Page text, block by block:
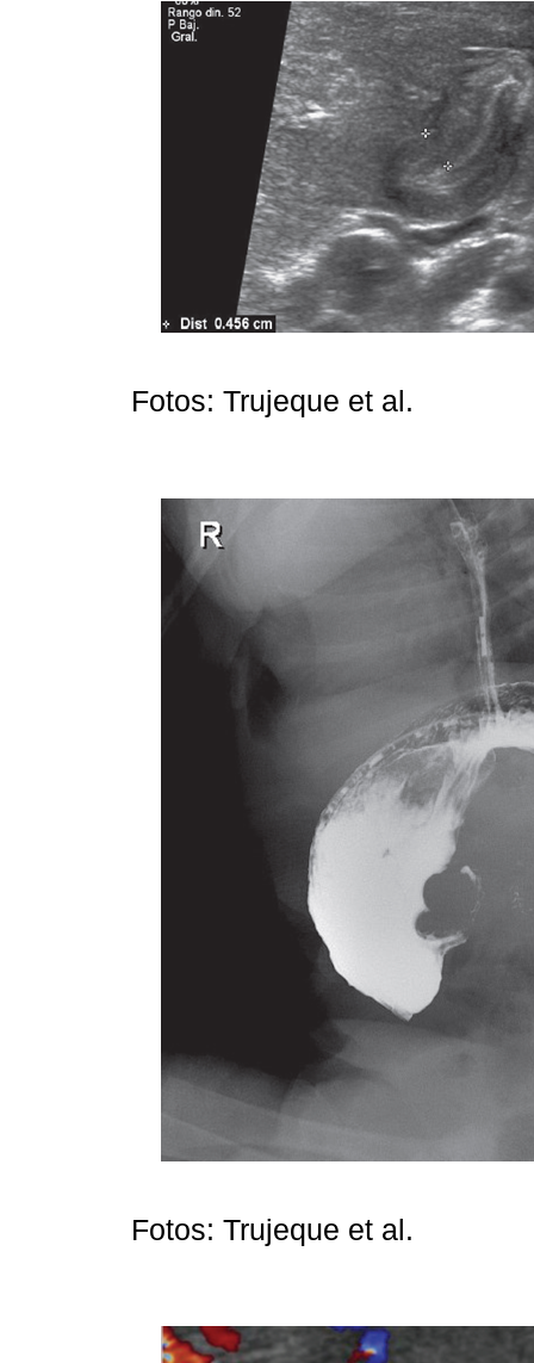
Fotos: Trujeque et al.
Fotos: Trujeque et al.